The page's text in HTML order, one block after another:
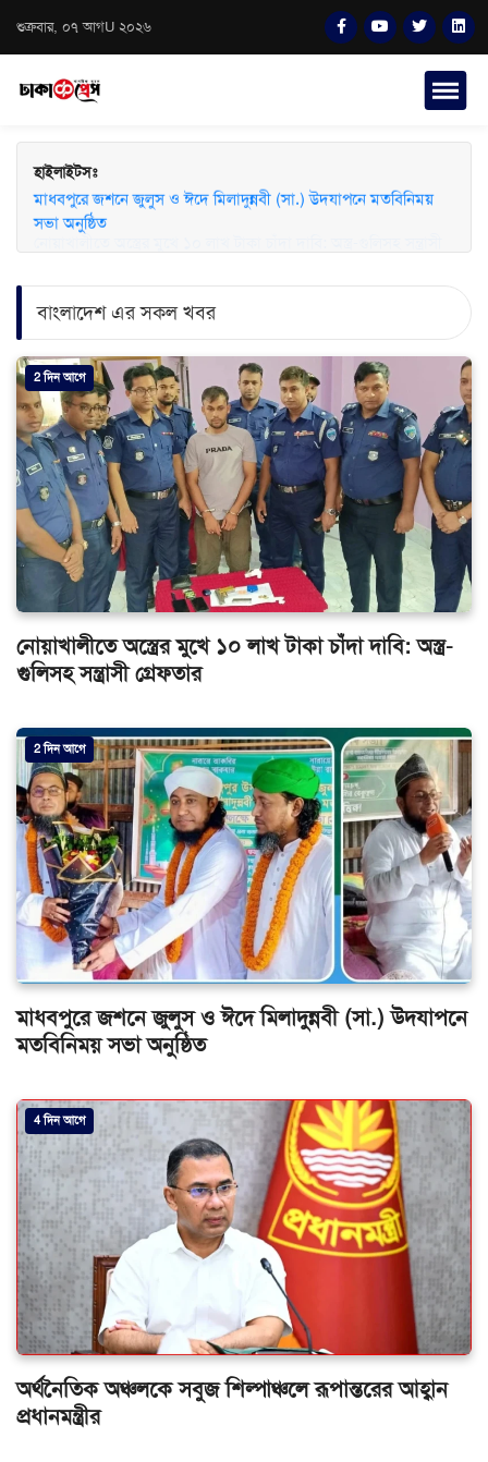
শুক্রবার, ০৭ আগU ২০২৬
হাইলাইটসঃ
মাধবপুরে জশনে জুলুস ও ঈদে মিলাদুন্নবী (সা.) উদযাপনে মতবিনিময়
সভা অনুষ্ঠিত
বাংলাদেশ এর সকল খবর
2 দিন আগে
নোয়াখালীতে অস্ত্রের মুখে ১০ লাখ টাকা চাঁদা দাবি: অস্ত্র-
গুলিসহ সন্ত্রাসী গ্রেফতার
2 দিন আগে
মাধবপুরে জশনে জুলুস ও ঈদে মিলাদুন্নবী (সা.) উদযাপনে
মতবিনিময় সভা অনুষ্ঠিত
4 দিন আগে
অর্থনৈতিক অঞ্চলকে সবুজ শিল্পাঞ্চলে রূপান্তরের আহ্বান
প্রধানমন্ত্রীর